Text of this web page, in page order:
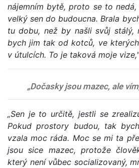
nájemním bytě, proto se to
velký sen do budoucna. Brala
tu dobu, než by našli svůj stálý,
bych jim tak od kotců, ve
v útulcích. To je taková moje vize,"
„Dočasky jsou mazec, ale
„Sen je to určitě, jestli se
Pokud prostory budou, tak
vzala moc ráda. Moc se mi ta
jsou sice mazec, protože
který není vůbec socializovaný,